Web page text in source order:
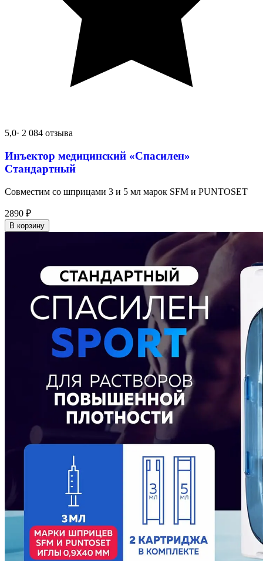
5,0· 2 084 отзыва
Инъектор медицинский «Спасилен»
Стандартный
Совместим со шприцами 3 и 5 мл марок SFM и PUNTOSET
2890 ₽
В корзину